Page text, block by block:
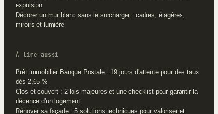
expulsion
Décorer un mur blanc sans le surcharger : cadres, étagères,
miroirs et lumière
À lire aussi
Prêt immobilier Banque Postale : 19 jours d'attente pour des taux
dès 2,65 %
Clos et couvert : 2 lois majeures et une checklist pour garantir la
décence d'un logement
Rénover sa façade : 5 solutions techniques pour valoriser et